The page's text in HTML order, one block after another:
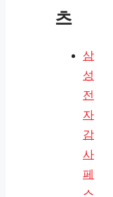
츠
삼
성
전
자
감
사
페
스